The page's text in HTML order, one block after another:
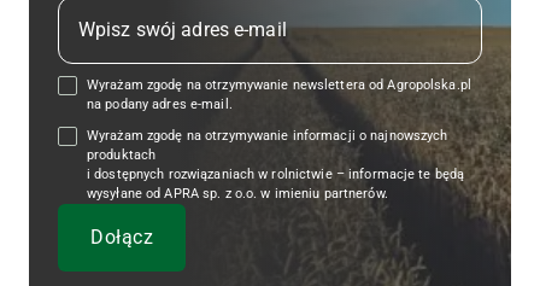
Wyrażam zgodę na otrzymywanie newslettera od Agropolska.pl
na podany adres e-mail.
Wyrażam zgodę na otrzymywanie informacji o najnowszych
produktach
i dostępnych rozwiązaniach w rolnictwie – informacje te będą
wysyłane od APRA sp. z o.o. w imieniu partnerów.